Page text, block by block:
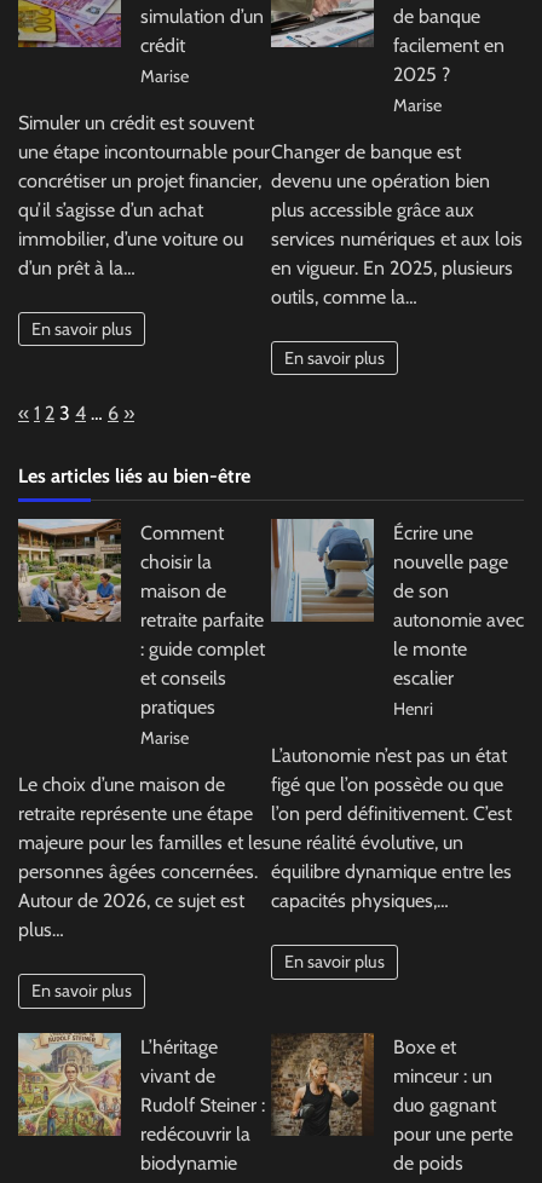
simulation d’un
crédit
Marise
Simuler un crédit est souvent
une étape incontournable pour
concrétiser un projet financier,
qu’il s’agisse d’un achat
immobilier, d’une voiture ou
d’un prêt à la…
En savoir plus
de banque
facilement en
2025 ?
Marise
Changer de banque est
devenu une opération bien
plus accessible grâce aux
services numériques et aux lois
en vigueur. En 2025, plusieurs
outils, comme la…
En savoir plus
Page:
Previous
« 1 2 3 4 … 6 Next
»
Les articles liés au bien-être
Comment
choisir la
maison de
retraite parfaite
: guide complet
et conseils
pratiques
Marise
Le choix d’une maison de
retraite représente une étape
majeure pour les familles et les
personnes âgées concernées.
Autour de 2026, ce sujet est
plus…
En savoir plus
Écrire une
nouvelle page
de son
autonomie avec
le monte
escalier
Henri
L’autonomie n’est pas un état
figé que l’on possède ou que
l’on perd définitivement. C’est
une réalité évolutive, un
équilibre dynamique entre les
capacités physiques,…
En savoir plus
L’héritage
vivant de
Rudolf Steiner :
redécouvrir la
biodynamie
Boxe et
minceur : un
duo gagnant
pour une perte
de poids